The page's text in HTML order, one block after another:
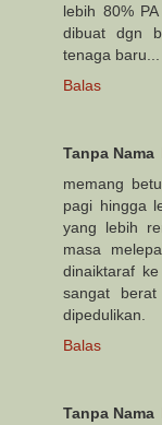
lebih 80%
dibuat dgn
tenaga baru...
Balas
Tanpa Nama
memang
pagi hingga
yang lebih
masa
dinaiktaraf
sangat
dipedulikan.
Balas
Tanpa Nama